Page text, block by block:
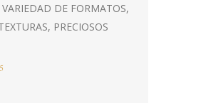
DE FORMATOS,
PRECIOSOS